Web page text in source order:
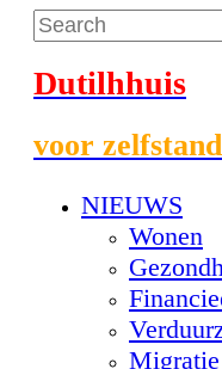
Dutilhhuis
voor
NIEUWS
Wonen
Migratie